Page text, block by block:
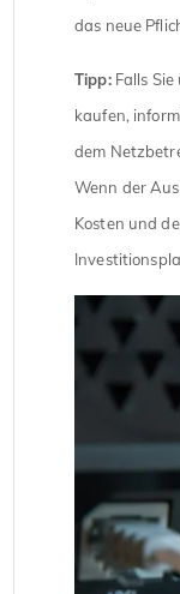
das neue
Tipp:Falls Sie
kaufen,
dem
Wenn der
Kosten und